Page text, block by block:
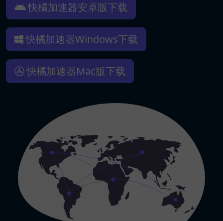
快橘加速器安卓版下载
快橘加速器Windows下载
快橘加速器Mac版下载